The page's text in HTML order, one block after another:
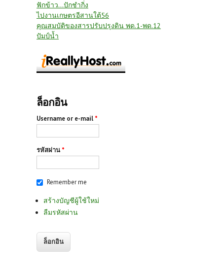
ฟักข้าว...ปักชำกิ่ง
ไปงานเกษตรอีสานใต้56
คุณสมบัติของสารปรับปรุงดิน พด.1-พด.12
ปัมป์น้ำ
ล็อกอิน
Username or e-mail *
รหัสผ่าน *
Remember me
สร้างบัญชีผู้ใช้ใหม่
ลืมรหัสผ่าน